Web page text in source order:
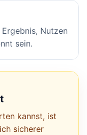
Nutzen
sein.
kannst, ist
sicherer